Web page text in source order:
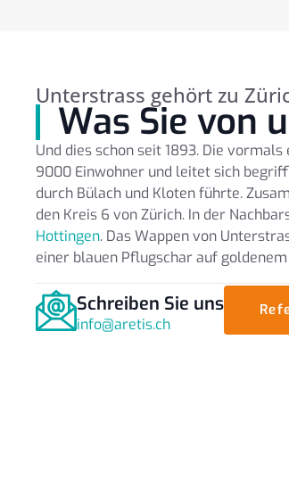
Unterstrass gehört zu
Was Sie von
Und dies schon seit 1893. Die
9000 Einwohner und leitet sich
durch Bülach und Kloten führte.
den Kreis 6 von Zürich. In der
Hottingen. Das Wappen von
einer blauen Pflugschar auf
Schreiben Sie uns
info@aretis.ch